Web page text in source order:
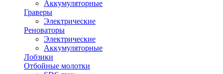
Аккумуляторные
Граверы
Электрические
Реноваторы
Электрические
Аккумуляторные
Лобзики
Отбойные молотки